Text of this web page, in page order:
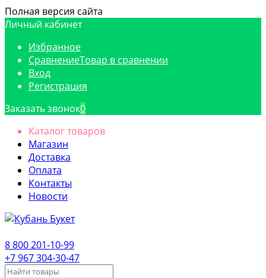
Полная версия сайта
Личный кабинет
Избранное
СравнениеТовар в сравнении
Вход
Регистрация
Заказать звонок0
Каталог товаров
Магазин
Доставка
Оплата
Контакты
Новости
8 800 201-10-99
+7 967 304-30-47